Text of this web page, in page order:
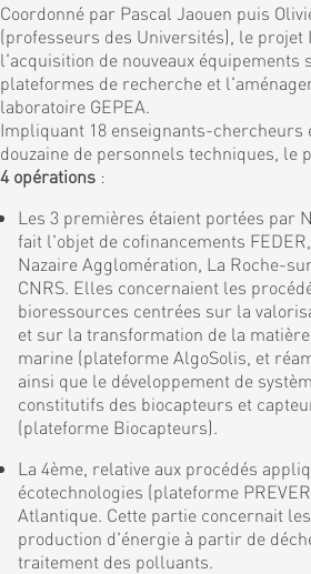
Coordonné par Pascal Jaouen puis
(professeurs des Universités), le
l'acquisition de nouveaux équipements
plateformes de recherche et
laboratoire GEPEA.
Impliquant 18 enseignants-chercheurs
douzaine de personnels techniques, le
4 opérations :
Les 3 premières étaient portées par
fait l'objet de cofinancements
Nazaire Agglomération, La Roche-
CNRS. Elles concernaient les
bioressources centrées sur la
et sur la transformation de la
marine (plateforme AlgoSolis, et
ainsi que le développement de
constitutifs des biocapteurs et
(plateforme Biocapteurs).
La 4ème, relative aux procédés
écotechnologies (plateforme
Atlantique. Cette partie concernait
production d'énergie à partir de
traitement des polluants.